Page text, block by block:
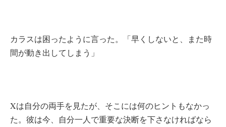
カラスは困ったように言った。「早くしないと、また時
間が動き出してしまう」
Xは自分の両手を見たが、そこには何のヒントもなかっ
た。彼は今、自分一人で重要な決断を下さなければなら